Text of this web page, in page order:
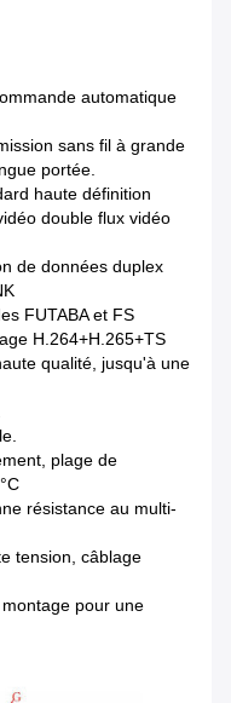
automatique
sans fil à grande
portée.
haute définition
double flux vidéo
de données duplex
FUTABA et FS
H.264+H.265+TS
qualité, jusqu'à une
plage de
résistance au multi-
tension, câblage
pour une